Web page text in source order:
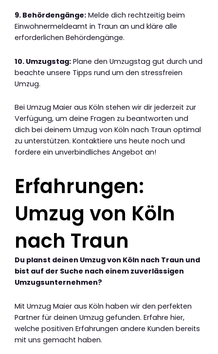
9. Behördengänge: Melde dich rechtzeitig beim
Einwohnermeldeamt in Traun an und kläre alle
erforderlichen Behördengänge.
10. Umzugstag: Plane den Umzugstag gut durch und
beachte unsere Tipps rund um den stressfreien
Umzug.
Bei Umzug Maier aus Köln stehen wir dir jederzeit zur
Verfügung, um deine Fragen zu beantworten und
dich bei deinem Umzug von Köln nach Traun optimal
zu unterstützen. Kontaktiere uns heute noch und
fordere ein unverbindliches Angebot an!
Erfahrungen:
Umzug von Köln
nach Traun
Du planst deinen Umzug von Köln nach Traun und
bist auf der Suche nach einem zuverlässigen
Umzugsunternehmen?
Mit Umzug Maier aus Köln haben wir den perfekten
Partner für deinen Umzug gefunden. Erfahre hier,
welche positiven Erfahrungen andere Kunden bereits
mit uns gemacht haben.